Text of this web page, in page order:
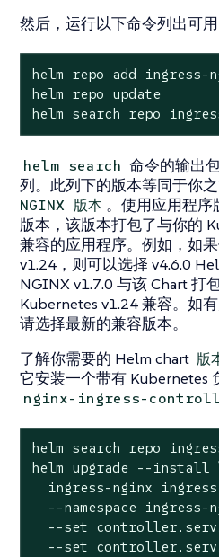
然后，运行以下命令列出可
helm repo add
helm repo update
helm search repo
helm search 命令的输出
列。此列下的版本等同于你
NGINX 版本 。使用应用程序
版本，该版本打包了与你的
兼容的应用程序。例如，如
v1.24，则可以选择 v4.6.0
NGINX v1.7.0 与该 Chart 打
Kubernetes v1.24 兼容。如有
请选择最新的兼容版本。
了解你需要的 Helm chart 版
它安装一个带有 Kubernetes
nginx-ingress-
helm search repo
helm upgrade --install
ingress-nginx
--namespace ingress-
--set
--set